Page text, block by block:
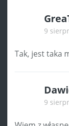
9
Tak, jest taka
9